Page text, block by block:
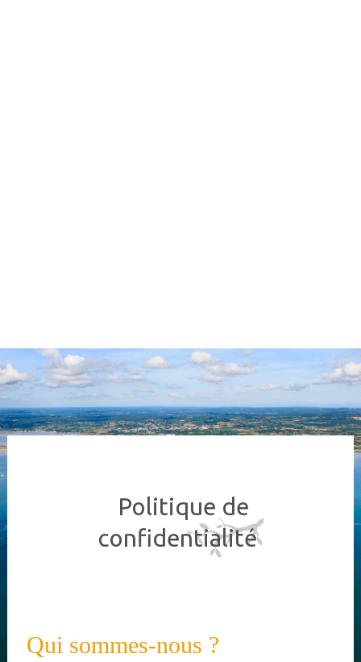
Politique de
confidentialité
Qui sommes-nous ?